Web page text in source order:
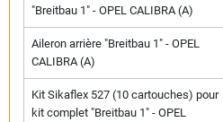
"Breitbau 1" - OPEL CALIBRA (A)
Aileron arrière "Breitbau 1" - OPEL
CALIBRA (A)
Kit Sikaflex 527 (10 cartouches) pour
kit complet "Breitbau 1" - OPEL